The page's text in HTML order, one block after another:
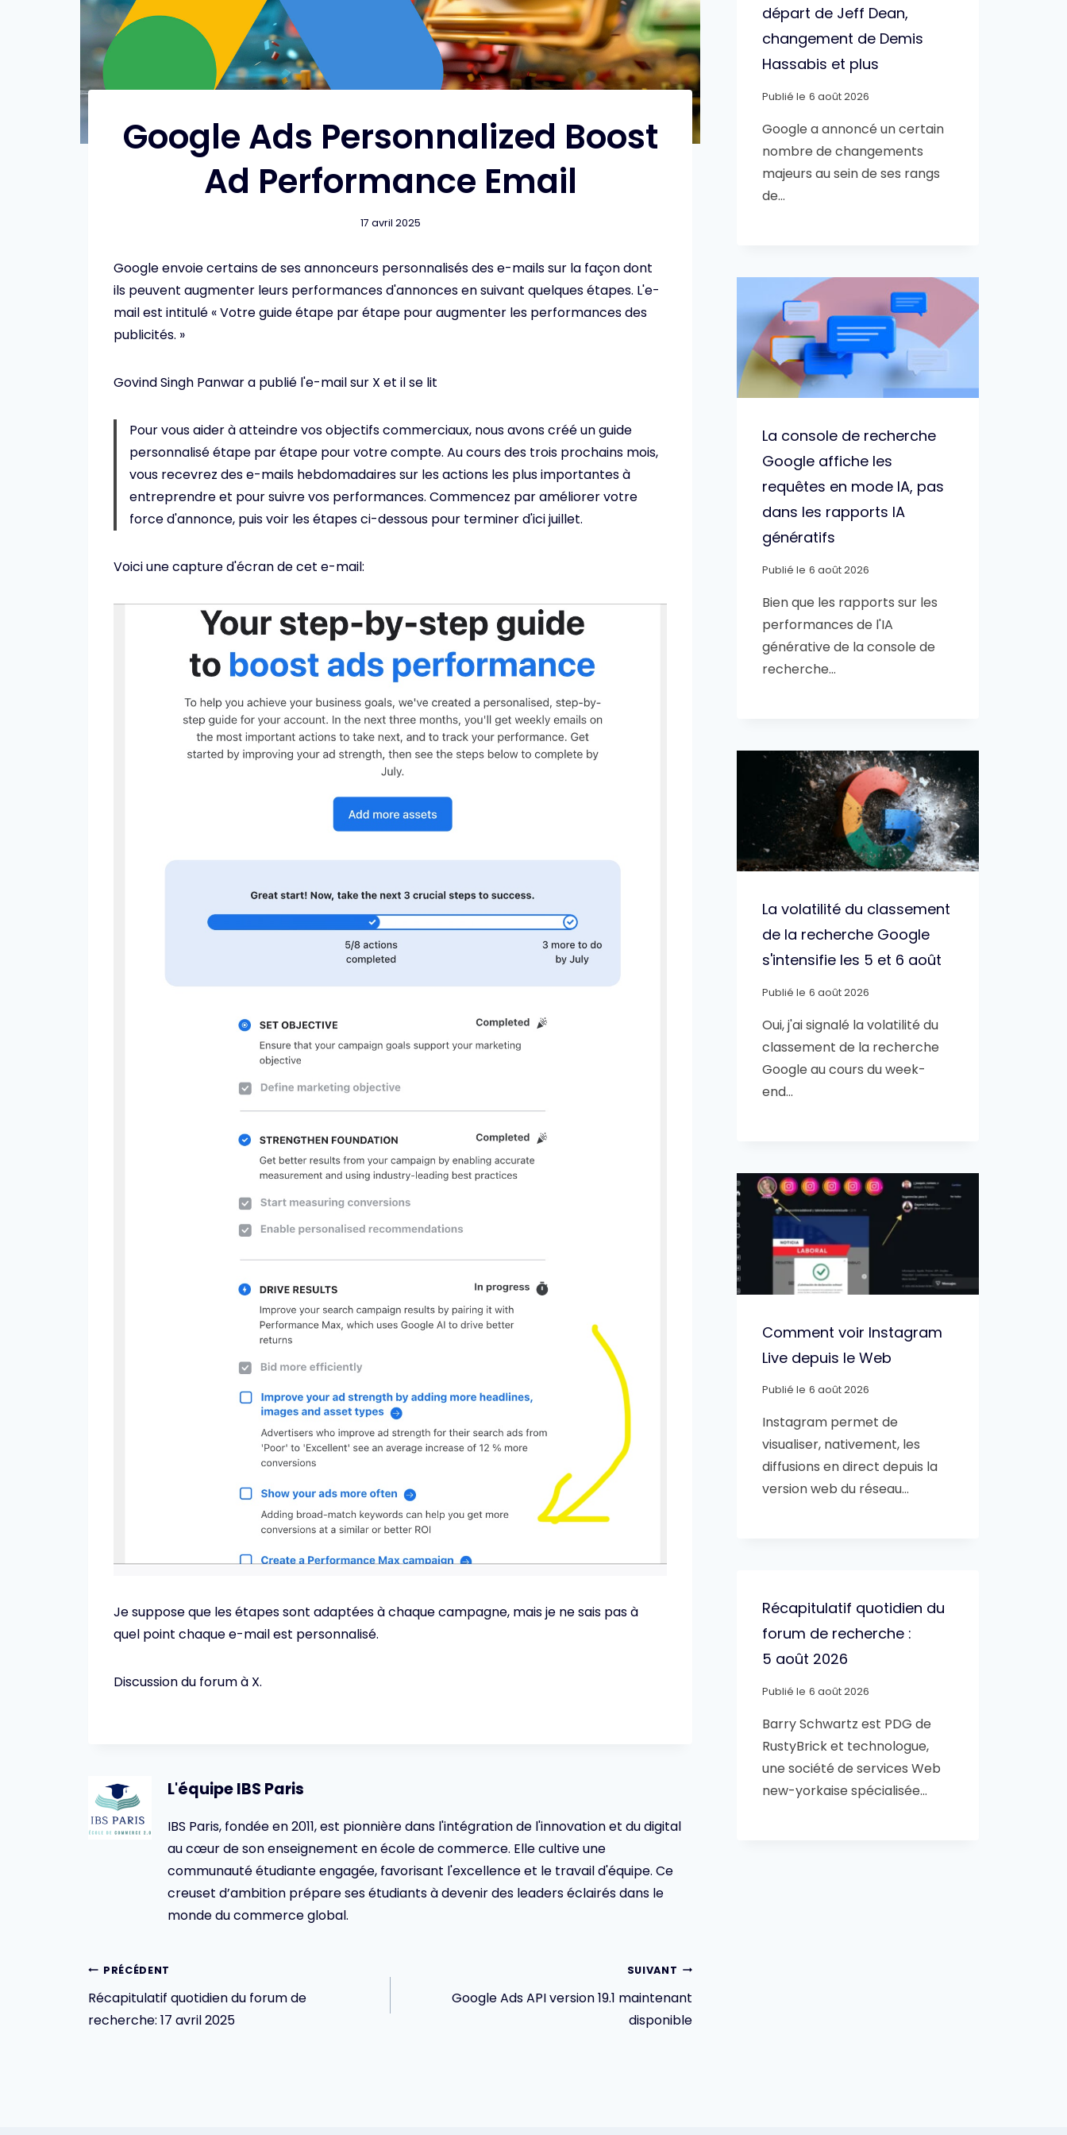
Google Ads Personnalized Boost
Ad Performance Email
17 avril 2025
Google envoie certains de ses annonceurs personnalisés des e-mails sur la façon dont
ils peuvent augmenter leurs performances d'annonces en suivant quelques étapes. L'e-
mail est intitulé « Votre guide étape par étape pour augmenter les performances des
publicités. »
Govind Singh Panwar a publié l'e-mail sur X et il se lit
Pour vous aider à atteindre vos objectifs commerciaux, nous avons créé un guide
personnalisé étape par étape pour votre compte. Au cours des trois prochains mois,
vous recevrez des e-mails hebdomadaires sur les actions les plus importantes à
entreprendre et pour suivre vos performances. Commencez par améliorer votre
force d'annonce, puis voir les étapes ci-dessous pour terminer d'ici juillet.
Voici une capture d'écran de cet e-mail:
Je suppose que les étapes sont adaptées à chaque campagne, mais je ne sais pas à
quel point chaque e-mail est personnalisé.
Discussion du forum à X.
L'équipe IBS Paris
IBS Paris, fondée en 2011, est pionnière dans l'intégration de l'innovation et du digital
au cœur de son enseignement en école de commerce. Elle cultive une
communauté étudiante engagée, favorisant l'excellence et le travail d'équipe. Ce
creuset d’ambition prépare ses étudiants à devenir des leaders éclairés dans le
monde du commerce global.
Navigation
de
PRÉCÉDENT
Récapitulatif quotidien du forum de
recherche: 17 avril 2025
SUIVANT
Google Ads API version 19.1 maintenant
disponible
départ de Jeff Dean,
changement de Demis
Hassabis et plus
Publié le 6 août 2026
Google a annoncé un certain
nombre de changements
majeurs au sein de ses rangs
de…
La console de recherche
Google affiche les
requêtes en mode IA, pas
dans les rapports IA
génératifs
Publié le 6 août 2026
Bien que les rapports sur les
performances de l'IA
générative de la console de
recherche…
La volatilité du classement
de la recherche Google
s'intensifie les 5 et 6 août
Publié le 6 août 2026
Oui, j'ai signalé la volatilité du
classement de la recherche
Google au cours du week-
end…
Comment voir Instagram
Live depuis le Web
Publié le 6 août 2026
Instagram permet de
visualiser, nativement, les
diffusions en direct depuis la
version web du réseau…
Récapitulatif quotidien du
forum de recherche :
5 août 2026
Publié le 6 août 2026
Barry Schwartz est PDG de
RustyBrick et technologue,
une société de services Web
new-yorkaise spécialisée…